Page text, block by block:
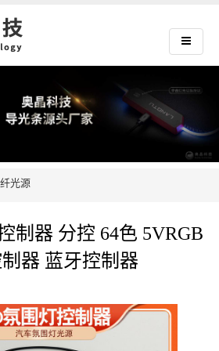
光源
制器 分控 64色 5VRGB
制器 蓝牙控制器